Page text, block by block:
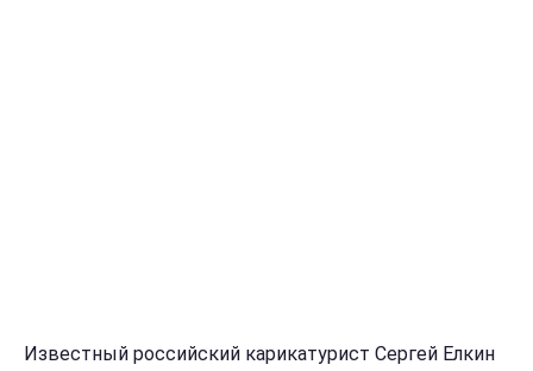
Известный российский карикатурист Сергей Елкин